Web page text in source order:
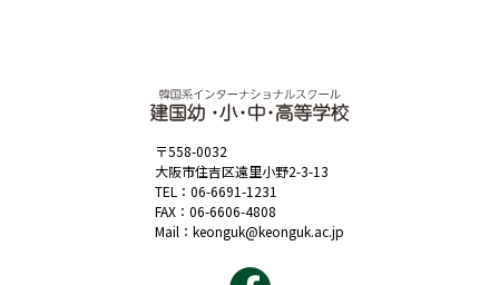
〒558-0032
大阪市住吉区遠里小野2-3-13
TEL： 06-6691-1231
FAX：06-6606-4808
Mail： keonguk@keonguk.ac.jp